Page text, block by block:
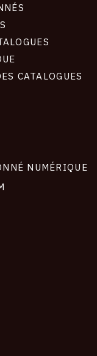
CATALOGUES
NUMÉRIQUE